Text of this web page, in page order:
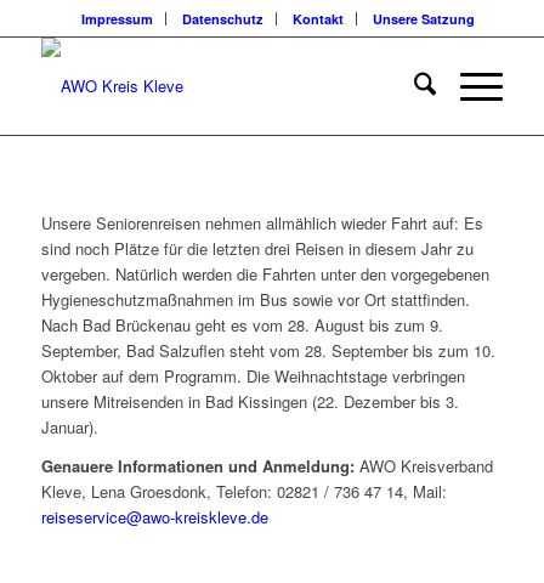
Impressum Datenschutz Kontakt Unsere Satzung
Unsere Seniorenreisen nehmen allmählich wieder Fahrt auf: Es
sind noch Plätze für die letzten drei Reisen in diesem Jahr zu
vergeben. Natürlich werden die Fahrten unter den vorgegebenen
Hygieneschutzmaßnahmen im Bus sowie vor Ort stattfinden.
Nach Bad Brückenau geht es vom 28. August bis zum 9.
September, Bad Salzuflen steht vom 28. September bis zum 10.
Oktober auf dem Programm. Die Weihnachtstage verbringen
unsere Mitreisenden in Bad Kissingen (22. Dezember bis 3.
Januar).
Genauere Informationen und Anmeldung: AWO Kreisverband
Kleve, Lena Groesdonk, Telefon: 02821 / 736 47 14, Mail:
reiseservice@awo-kreiskleve.de